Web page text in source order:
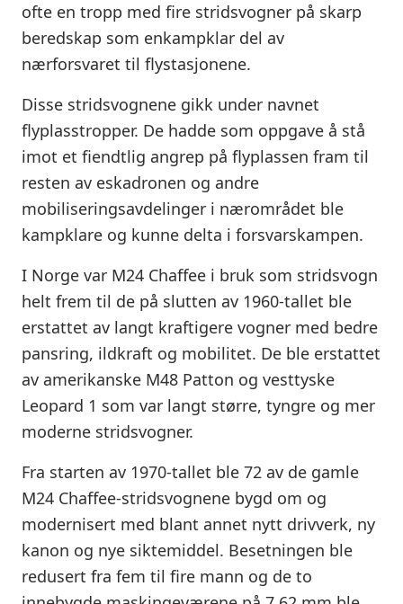
ofte en tropp med fire stridsvogner på skarp
beredskap som enkampklar del av
nærforsvaret til flystasjonene.
Disse stridsvognene gikk under navnet
flyplasstropper. De hadde som oppgave å stå
imot et fiendtlig angrep på flyplassen fram til
resten av eskadronen og andre
mobiliseringsavdelinger i nærområdet ble
kampklare og kunne delta i forsvarskampen.
I Norge var M24 Chaffee i bruk som stridsvogn
helt frem til de på slutten av 1960-tallet ble
erstattet av langt kraftigere vogner med bedre
pansring, ildkraft og mobilitet. De ble erstattet
av amerikanske M48 Patton og vesttyske
Leopard 1 som var langt større, tyngre og mer
moderne stridsvogner.
Fra starten av 1970-tallet ble 72 av de gamle
M24 Chaffee-stridsvognene bygd om og
modernisert med blant annet nytt drivverk, ny
kanon og nye siktemiddel. Besetningen ble
redusert fra fem til fire mann og de to